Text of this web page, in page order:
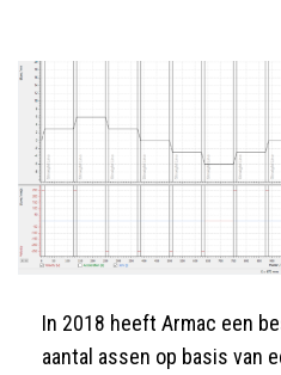
In 2018 heeft Armac een
aantal assen op basis van